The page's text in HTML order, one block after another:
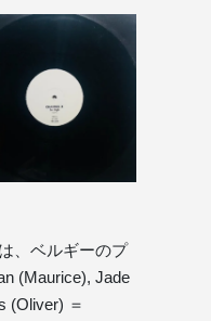
、ベルギーのプ
(Maurice), Jade
(Oliver) ＝